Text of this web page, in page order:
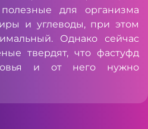
для организма
и углеводы, при этом
Однако сейчас
твердят, что фастуфд
и от него нужно